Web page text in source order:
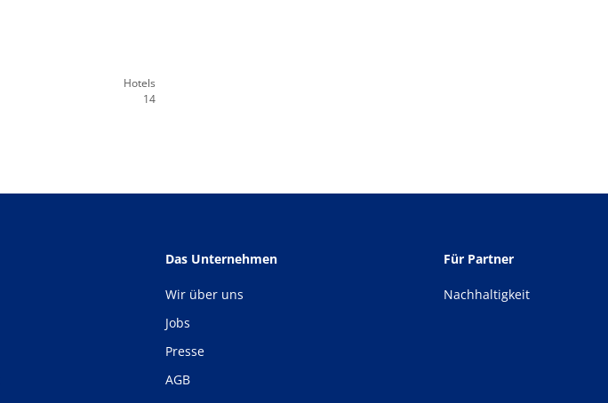
Hotels
14
Das Unternehmen
Wir über uns
Jobs
Presse
AGB
Für Partner
Nachhaltigkeit